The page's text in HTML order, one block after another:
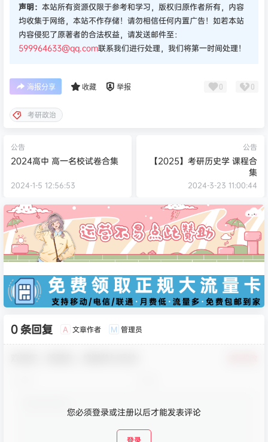
声明： 本站所有资源仅限于参考和学习，版权归原作者所有，内容
均收集于网络，本站不作存储！请勿相信任何内置广告！如若本站
内容侵犯了原著者的合法权益，请发送邮件至：
599964633@qq.com联系我们进行处理，我们将第一时间处理！
海报分享 收藏 举报 0 0
考研政治
公告
2024高中 高一名校试卷合集
2024-1-5 12:56:53
公告
【2025】考研历史学 课程合
集
2024-3-23 11:00:44
0 条回复 A 文章作者 M 管理员
您必须登录或注册以后才能发表评论